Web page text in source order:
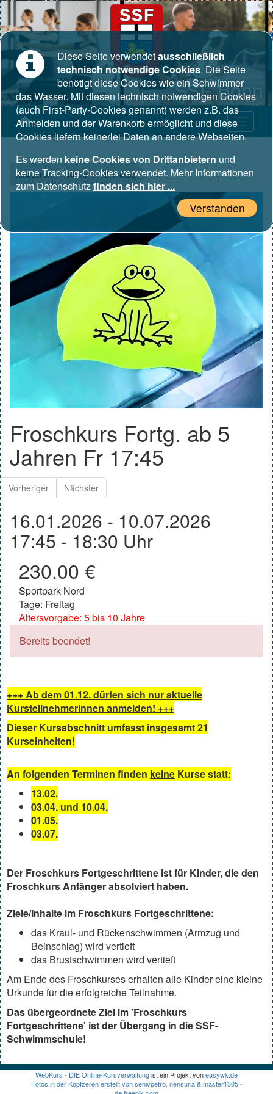
SSF Bonn
Kategorien Kinder 5. Freitag
Froschkurs Fortg. ab 5
Jahren Fr 17:45
Vorheriger Nächster
16.01.2026 - 10.07.2026
17:45 - 18:30 Uhr
230.00 €
Sportpark Nord
Tage: Freitag
Altersvorgabe: 5 bis 10 Jahre
Bereits beendet!
+++ Ab dem 01.12. dürfen sich nur aktuelle
KursteilnehmerInnen anmelden! +++
Dieser Kursabschnitt umfasst insgesamt 21
Kurseinheiten!
An folgenden Terminen finden keine Kurse statt:
13.02.
03.04. und 10.04.
01.05.
03.07.
Der Froschkurs Fortgeschrittene ist für Kinder, die den
Froschkurs Anfänger absolviert haben.
Ziele/Inhalte im Froschkurs Fortgeschrittene:
das Kraul- und Rückenschwimmen (Armzug und
Beinschlag) wird vertieft
das Brustschwimmen wird vertieft
Am Ende des Froschkurses erhalten alle Kinder eine kleine
Urkunde für die erfolgreiche Teilnahme.
Das übergeordnete Ziel im 'Froschkurs
Fortgeschrittene' ist der Übergang in die SSF-
Schwimmschule!
WebKurs - DIE Online-Kursverwaltungist ein Projekt voneasywk.de
Fotos in der Kopfzeilen erstellt von senivpetro, nensuria & master1305 -
Diese Seite verwendetausschließlich
technisch notwendige Cookies. Die Seite
benötigt diese Cookies wie ein Schwimmer
das Wasser. Mit diesen technisch notwendigen Cookies
(auch First-Party-Cookies genannt) werden z.B. das
Anmelden und der Warenkorb ermöglicht und diese
Cookies liefern keinerlei Daten an andere Webseiten.
Es werden keine Cookies von Drittanbietern und
keine Tracking-Cookies verwendet. Mehr Informationen
zum Datenschutzfinden sich hier ...
Verstanden